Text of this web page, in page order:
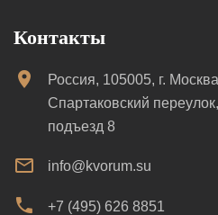
Контакты
Россия, 105005, г. Москва
Спартаковский
подъезд 8
info@kvorum.su
+7 (495) 626 8851